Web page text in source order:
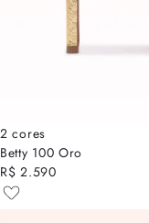
2 cores
Betty 100 Oro
R$ 2.590